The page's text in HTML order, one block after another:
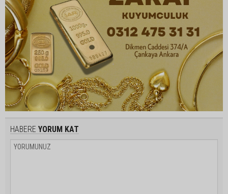
HABERE YORUM KAT